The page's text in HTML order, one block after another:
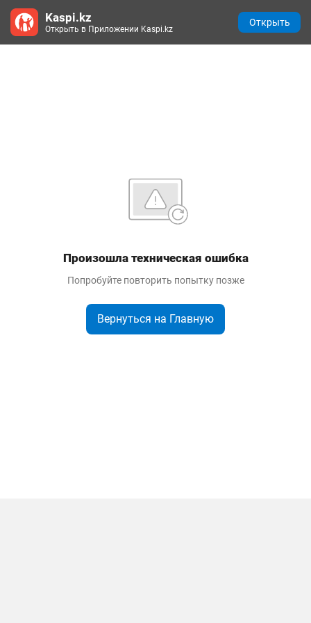
Произошла техническая ошибка
Попробуйте повторить попытку позже
Вернуться на Главную
Kaspi.kz
Открыть в Приложении Kaspi.kz
Открыть